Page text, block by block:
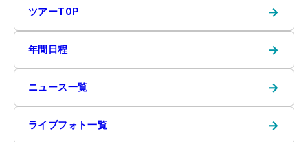
ツアーTOP →
年間日程 →
ニュース一覧 →
ライブフォト一覧 →